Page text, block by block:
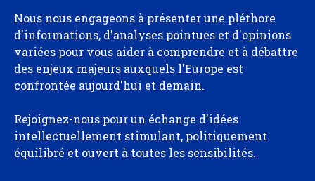
Nous nous engageons à présenter une pléthore
d'informations, d'analyses pointues et d'opinions
variées pour vous aider à comprendre et à débattre
des enjeux majeurs auxquels l'Europe est
confrontée aujourd'hui et demain.
Rejoignez-nous pour un échange d'idées
intellectuellement stimulant, politiquement
équilibré et ouvert à toutes les sensibilités.